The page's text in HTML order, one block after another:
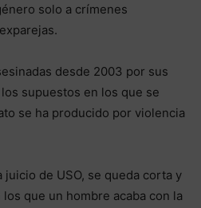
solo a crímenes
desde 2003 por sus
supuestos en los que se
se ha producido por violencia
de USO, se queda corta y
que un hombre acaba con la